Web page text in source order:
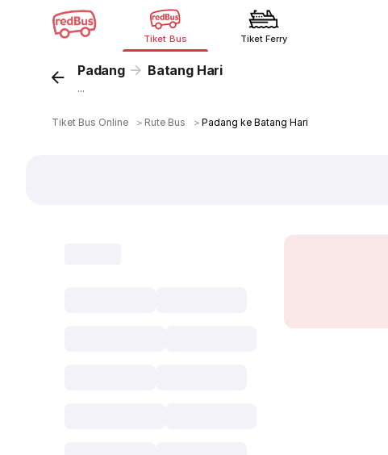
Tiket Bus Tiket Ferry
Padang Batang Hari
...
Tiket Bus Online ＞ Rute Bus ＞Padang ke Batang Hari